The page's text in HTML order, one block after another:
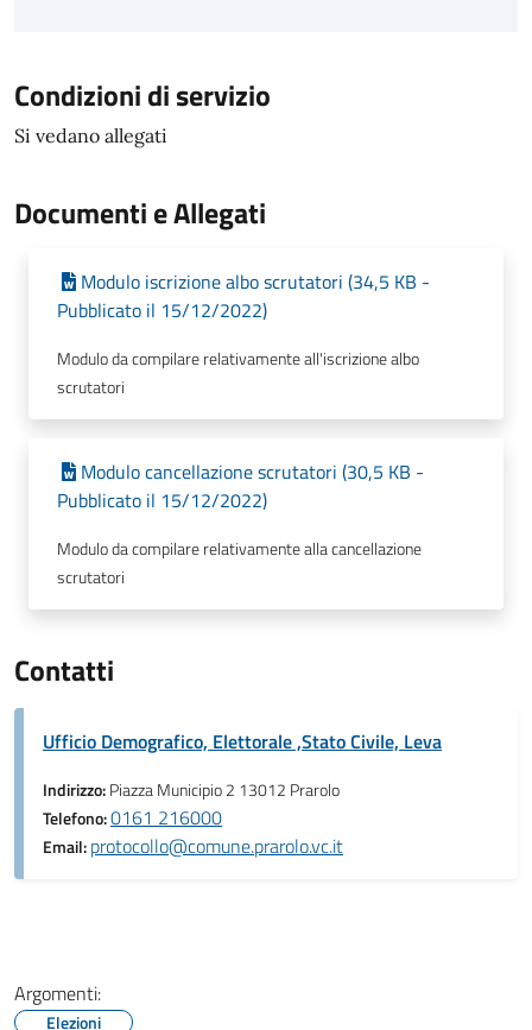
Condizioni di servizio
Si vedano allegati
Documenti e Allegati
Modulo iscrizione albo scrutatori (34,5 KB -
Pubblicato il 15/12/2022)
Modulo da compilare relativamente all'iscrizione albo
scrutatori
Modulo cancellazione scrutatori (30,5 KB -
Pubblicato il 15/12/2022)
Modulo da compilare relativamente alla cancellazione
scrutatori
Contatti
Ufficio Demografico, Elettorale ,Stato Civile, Leva
Indirizzo:Piazza Municipio 2 13012 Prarolo
Telefono:0161 216000
Email:protocollo@comune.prarolo.vc.it
Argomenti:
Elezioni